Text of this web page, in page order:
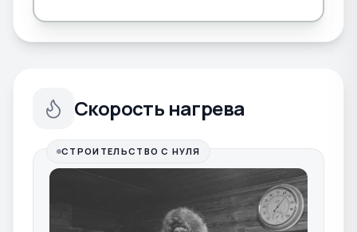
Скорость нагрева
СТРОИТЕЛЬСТВО С НУЛЯ